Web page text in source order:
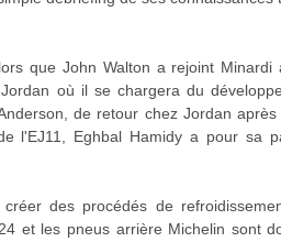
que John Walton a rejoint Minardi
où il se chargera du
de retour chez Jordan
l'EJ11, Eghbal Hamidy a pour sa
des procédés de
et les pneus arrière Michelin sont